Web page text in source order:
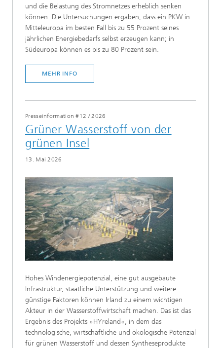
und die Belastung des Stromnetzes erheblich senken
können. Die Untersuchungen ergaben, dass ein PKW in
Mitteleuropa im besten Fall bis zu 55 Prozent seines
jährlichen Energiebedarfs selbst erzeugen kann; in
Südeuropa können es bis zu 80 Prozent sein.
MEHR INFO
Presseinformation #12 /2026
Grüner Wasserstoff von der
grünen Insel
13. Mai 2026
Hohes Windenergiepotenzial, eine gut ausgebaute
Infrastruktur, staatliche Unterstützung und weitere
günstige Faktoren können Irland zu einem wichtigen
Akteur in der Wasserstoffwirtschaft machen. Das ist das
Ergebnis des Projekts »HYreland«, in dem das
technologische, wirtschaftliche und ökologische Potenzial
für grünen Wasserstoff und dessen Syntheseprodukte